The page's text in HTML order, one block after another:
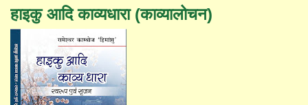
हाइकु आदि काव्यधारा (काव्यालोचन)